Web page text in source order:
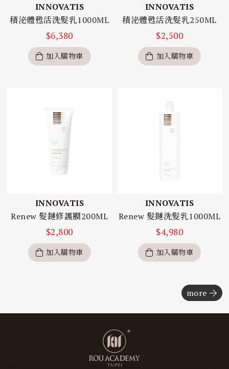
INNOVATIS
積泌體甦活洗髮乳1000ML
$6,380
加入購物車
INNOVATIS
積泌體甦活洗髮乳250ML
$2,500
加入購物車
INNOVATIS
Renew 髮鏈修護膜200ML
$2,800
加入購物車
INNOVATIS
Renew 髮鏈洗髮乳1000ML
$4,980
加入購物車
more